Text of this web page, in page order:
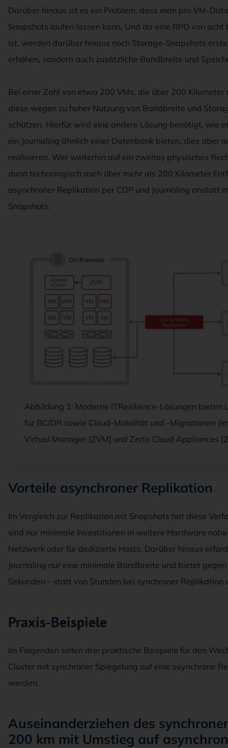
Darüber hinaus ist es ein Problem, dass man pro VM-
Snapshots laufen lassen kann. Und da eine RPO von
ist, werden darüber hinaus noch Storage-Snapshots
erhöhen, sondern auch zusätzliche Bandbreite und
Bei einer Zahl von etwa 200 VMs, die über 200
diese wegen zu hoher Nutzung von Bandbreite und
schützen. Hierfür wird eine andere Lösung benötigt, wie
ein Journaling ähnlich einer Datenbank bieten, dies aber
realisieren. Wer weiterhin auf ein zweites physisches
dann technologisch auch über mehr als 200 Kilometer
asynchroner Replikation per CDP und Journaling anstatt
Snapshots.
Abbildung 1: Moderne ITResilience-Lösungen bieten
für BC/DR sowie Cloud-Mobilität und -Migrationen
Virtual Manager [ZVM] und Zerto Cloud Appliances
Vorteile asynchroner Replikation
Im Vergleich zur Replikation mit Snapshots hat diese
sind nur minimale Investitionen in weitere Hardware
Netzwerk oder für dedizierte Hosts. Darüber hinaus
Journaling nur eine minimale Bandbreite und bietet
Sekunden – statt von Stunden bei synchroner Replikation
Praxis-Beispiele
Im Folgenden sollen drei praktische Beispiele für den
Cluster mit synchroner Spiegelung auf eine asynchrone
werden.
Auseinanderziehen des
200 km mit Umstieg auf